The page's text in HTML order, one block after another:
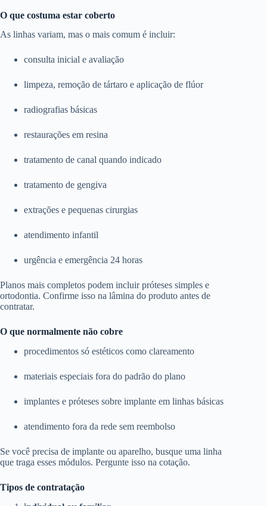
O que costuma estar coberto
As linhas variam, mas o mais comum é incluir:
consulta inicial e avaliação
limpeza, remoção de tártaro e aplicação de flúor
radiografias básicas
restaurações em resina
tratamento de canal quando indicado
tratamento de gengiva
extrações e pequenas cirurgias
atendimento infantil
urgência e emergência 24 horas
Planos mais completos podem incluir próteses simples e
ortodontia. Confirme isso na lâmina do produto antes de
contratar.
O que normalmente não cobre
procedimentos só estéticos como clareamento
materiais especiais fora do padrão do plano
implantes e próteses sobre implante em linhas básicas
atendimento fora da rede sem reembolso
Se você precisa de implante ou aparelho, busque uma linha
que traga esses módulos. Pergunte isso na cotação.
Tipos de contratação